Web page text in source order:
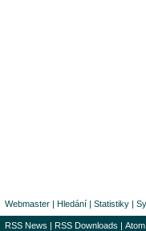
Webmaster | Hledání | Statistiky |
RSS News | RSS Downloads |